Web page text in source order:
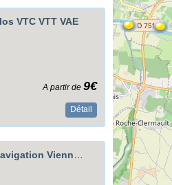
VTC VTT VAE
A partir de 9€
Détail